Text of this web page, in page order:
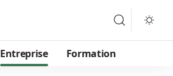
Entreprise Formation